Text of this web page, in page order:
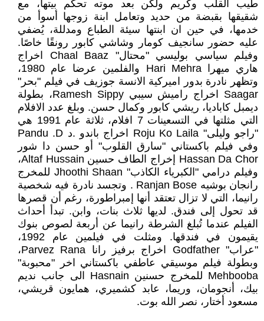
طيب القلب وكريم ولكن بعد موته تحكم بيتها، مع
شقيقها بقبضة من حديد وتعامل ابنة زوجها أسوأ من
خدمها، في حين ان ابنتها سيئة الطباع ومدللة، يُضفي
عليه حضور سانجيف كومار وشاشي كابور رونقًا خاصًا.
وفيلم سياسي بوليسي "محتال" Chaal Baaz اخراج
هاري ميهرا Hari Mehra والفلمين عرضا عام 1980،
وتظهر نادرة بدور اميركية الانسة جوزيف في فيلم "بحر"
Saagar اخراج راميش سيبي Ramesh Sippy، بطولة
ديمبل كاباديا، ريشي كابور وكمال حسن. وبلغ عدد الافلام
التي مثلتها في التسعينات 7 افلام، ثلاثة عام 1991 هي
"راجو وليلى" Roju Ko Laila اخراج باندو .د Pandu .D
وفي فيلم باكستاني "سارق القلوب" أو حسن دا شور
Hassan Da Chor إخراج الطاف حسين Altaf Hussain،
وفيلم درامي ‏"الكبرياء الكاذب" Jhoothi Shaan للمخرج
رانجان بوشيه Ranjan Bose . وتجسد نادرة فيه شخصية
رانيما، التي لا تزال تعتقد أنها إمبراطورة، رغم أن قصرها
قد تحول إلى فندق. لديها ثلاث بنات، وابن. تبدأ أحداث
الفيلم عندما تُبلغ الشرطة رانيما عن أربعة لصوص بنوك
يقيمون في فندقها. ومثلت في فيلمين عام 1992،
"عراب" Godfather اخراج برفيز رانا Parvez Rana،
وبطولة فيلم موسيقي عاطفي باكستاني اخر "محبوبة"
Mehbooba للمخرج حسنين Hasnain الى جانب نديم
بيك، أنجومان، وريما، عابد كشميري، همايون قريشي،
مسعود أختار، نصر الله بوت.